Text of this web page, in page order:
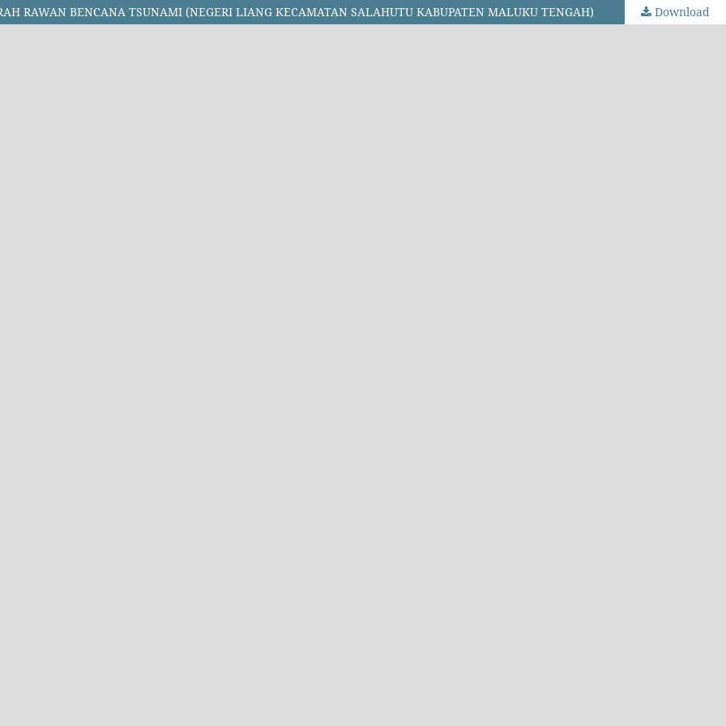
RAWAN BENCANA TSUNAMI (NEGERI LIANG KECAMATAN SALAHUTU KABUPATEN MALUKU TENGAH) Download